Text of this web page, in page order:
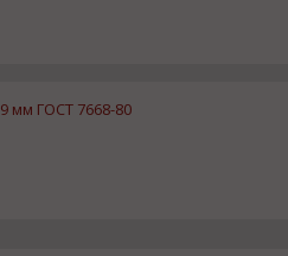
мм ГОСТ 7668-80